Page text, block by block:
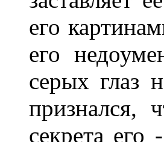
его
его
серых глаз
признался,
секрета его -